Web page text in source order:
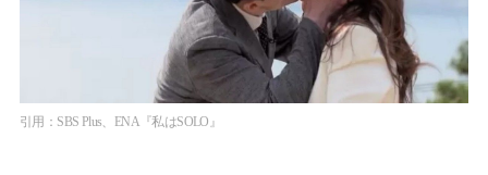
引用：SBS Plus、ENA『私はSOLO』